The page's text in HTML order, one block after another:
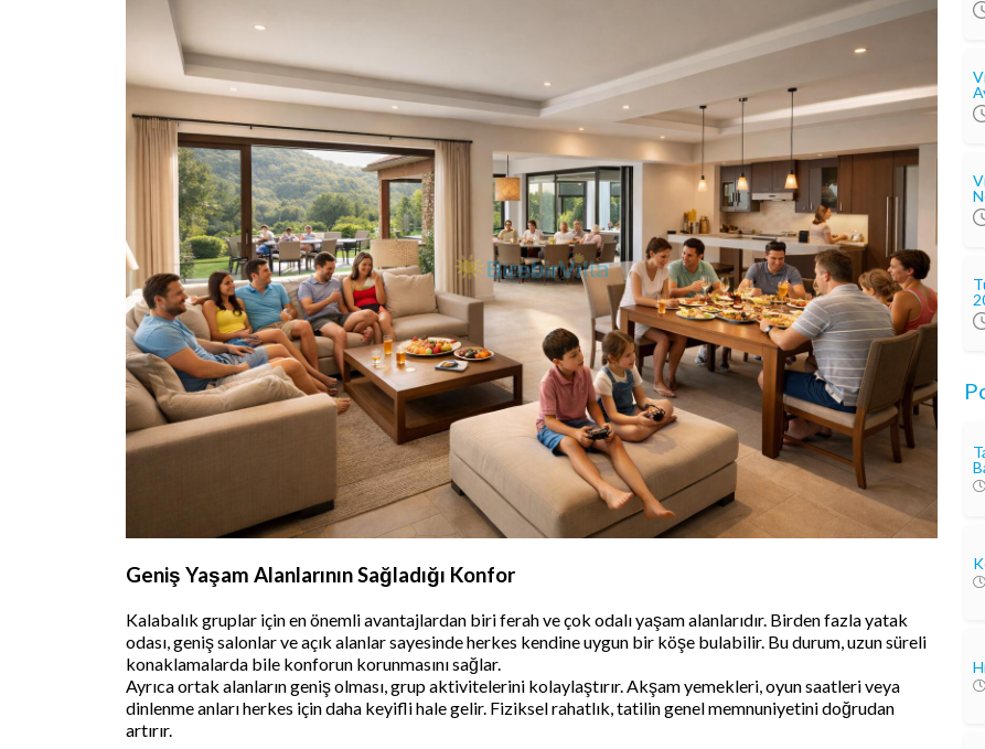
Geniş Yaşam Alanlarının Sağladığı Konfor
Kalabalık gruplar için en önemli avantajlardan biri ferah ve çok odalı yaşam alanlarıdır. Birden fazla yatak
odası, geniş salonlar ve açık alanlar sayesinde herkes kendine uygun bir köşe bulabilir. Bu durum, uzun süreli
konaklamalarda bile konforun korunmasını sağlar.
Ayrıca ortak alanların geniş olması, grup aktivitelerini kolaylaştırır. Akşam yemekleri, oyun saatleri veya
dinlenme anları herkes için daha keyifli hale gelir. Fiziksel rahatlık, tatilin genel memnuniyetini doğrudan
artırır.